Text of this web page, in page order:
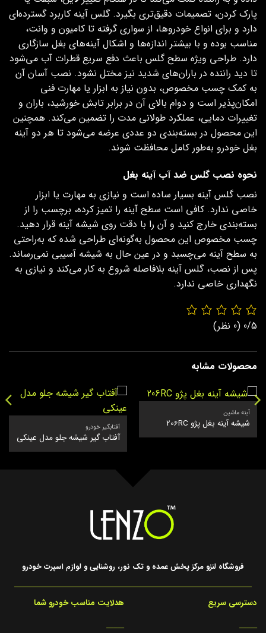
پارک کردن، تصمیمات دقیق‌تری بگیرد. گلس آینه کاربرد گسترده‌ای
دارد و برای انواع خودروها، از سواری گرفته تا کامیون و وانت،
مناسب بوده و با بیشتر اندازه‌ها و اشکال آینه‌های بغل سازگاری
دارد. طراحی ویژه سطح گلس باعث دفع سریع قطرات آب می‌شود
تا دید راننده در باران‌های شدید نیز مختل نشود. نصب آسان آن
به کمک چسب مخصوص، بدون نیاز به ابزار یا مهارت فنی
امکان‌پذیر است و دوام بالای آن در برابر تابش خورشید، باران و
تغییرات دمایی، عملکرد طولانی‌ مدت را تضمین می‌کند. همچنین
این محصول در بسته‌بندی دو عددی عرضه می‌شود تا هر دو آینه
بغل خودرو به‌طور کامل محافظت شوند.
نحوه نصب گلس ضد آب آینه‌ بغل
نصب گلس آینه بسیار ساده است و نیازی به مهارت یا ابزار
خاصی ندارد. کافی است سطح آینه را تمیز کرده، برچسب را از
بسته‌بندی خارج کنید و آن را با دقت روی شیشه آینه قرار دهید.
چسب مخصوص این محصول به‌گونه‌ای طراحی شده که به‌راحتی
به سطح آینه می‌چسبد و در عین حال به شیشه آسیبی نمی‌رساند.
پس از نصب، گلس آینه بلافاصله شروع به کار می‌کند و نیازی به
نگهداری خاصی ندارد.
0/5 (0 نظر)
محصولات مشابه
آینه ماشین
شیشه آینه بغل پژو 206RC آفتابگیر خودرو
آفتاب گیر شیشه جلو مدل عینکی
فروشگاه لنزو مرکز پخش عمده و تک نور، روشنایی و لوازم اسپرت خودرو
دسترسی سریع
_____
هدلایت مناسب خودرو شما
_____